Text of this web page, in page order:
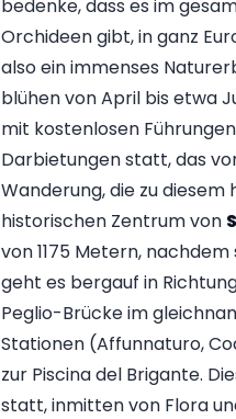
bedenke, dass es im
Orchideen gibt, in ganz
also ein immenses
blühen von April bis etwa
mit kostenlosen
Darbietungen statt, das
Wanderung, die zu
historischen Zentrum von
von 1175 Metern,
geht es bergauf in
Peglio-Brücke im
Stationen (Affunnaturo,
zur Piscina del Brigante.
statt, inmitten von Flora